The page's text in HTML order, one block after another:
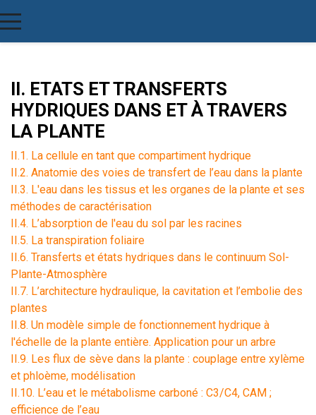
II. ETATS ET TRANSFERTS
HYDRIQUES DANS ET À TRAVERS
LA PLANTE
II.1. La cellule en tant que compartiment hydrique
II.2. Anatomie des voies de transfert de l’eau dans la plante
II.3. L'eau dans les tissus et les organes de la plante et ses
méthodes de caractérisation
II.4. L’absorption de l'eau du sol par les racines
II.5. La transpiration foliaire
II.6. Transferts et états hydriques dans le continuum Sol-
Plante-Atmosphère
II.7. L’architecture hydraulique, la cavitation et l’embolie des
plantes
II.8. Un modèle simple de fonctionnement hydrique à
l'échelle de la plante entière. Application pour un arbre
II.9. Les flux de sève dans la plante : couplage entre xylème
et phloème, modélisation
II.10. L’eau et le métabolisme carboné : C3/C4, CAM ;
efficience de l’eau